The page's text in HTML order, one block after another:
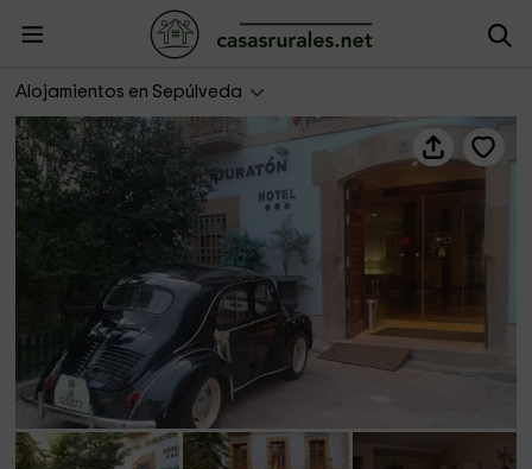
Alojamientos en Sepúlveda
Hotel Vado del Duraton